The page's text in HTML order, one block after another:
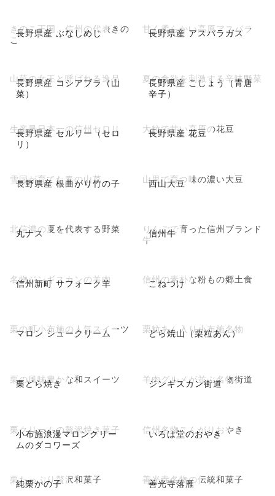
長野県産 ぶなしめじ
きのこ王国、信州の代表きの
こ
長野県産 アスパラガス
甘く柔らかい高原アスパラ
長野県産 コシアブラ（山
菜）
山菜の女王と呼ばれる逸品
長野県産 こしょう（青唐
辛子）
夏の食欲を刺激する辛味野菜
長野県産 セルリー（セロ
リ）
生産量日本一の信州セロリ 長野県産 花豆
大粒で甘い高原の花豆
長野県産 根曲がり竹の子
雪国が育てた春の山菜 西山大豆
山里で育つ味の濃い大豆
丸ナス
北信濃の夏を代表する野菜 信州牛
りんごで育った信州ブランド
牛
信州新町 サフォーク羊
名物ジンギスカンの羊肉 こねつけ
信州の素朴な粉もの郷土食
マロン シュークリーム
栗の町小布施の人気スイーツ どら焼山（栗粒あん）
栗粒あん入り小布施名物
栗どら焼き
栗の風味豊かな和スイーツ ジンギスカン街道
羊肉グルメが並ぶ名物街道
小布施浪漫マロンクリー
ムのダコワーズ
栗クリームの贅沢焼き菓子 いろは堂のおやき
信州名物こんがりおやき
純栗かの子
栗たっぷり贅沢和菓子 善光寺落雁
善光寺名物の伝統和菓子